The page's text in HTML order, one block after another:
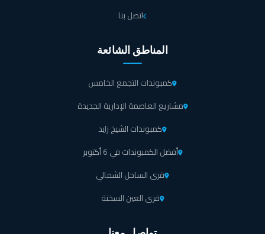
اتصل بنا
المناطق الشائعة
كمبوندات التجمع الخامس
مشاريع العاصمة الإدارية الجديدة
كمبوندات الشيخ زايد
أفضل الكمبوندات في 6 أكتوبر
قرى الساحل الشمالي
قرى العين السخنة